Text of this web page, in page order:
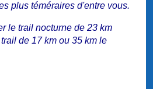
plus téméraires d'entre vous.
le trail nocturne de 23 km
de 17 km ou 35 km le